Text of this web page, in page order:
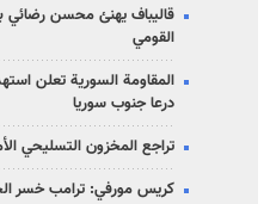
قاليباف يهنئ محسن رضائي
القومي
المقاومة السورية تعلن
درعا جنوب سوريا
تراجع المخزون التسليحي
كريس مورفي: ترامب خسر